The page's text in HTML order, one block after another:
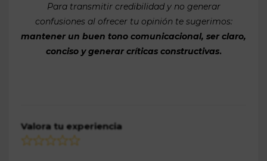
Para transmitir credibilidad y no generar
confusiones al ofrecer tu opinión te sugerimos:
mantener un buen tono comunicacional, ser claro,
conciso y generar críticas constructivas.
Valora tu experiencia